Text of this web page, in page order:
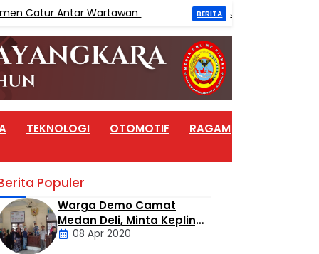
Wartawan Jaringan Buronan BNN
TEKNOLOGI OTOMOTIF RAGAM
Populer
Warga Demo Camat
Medan Deli, Minta Kepling
6 Titi Papan Di Copot
08 Apr 2020